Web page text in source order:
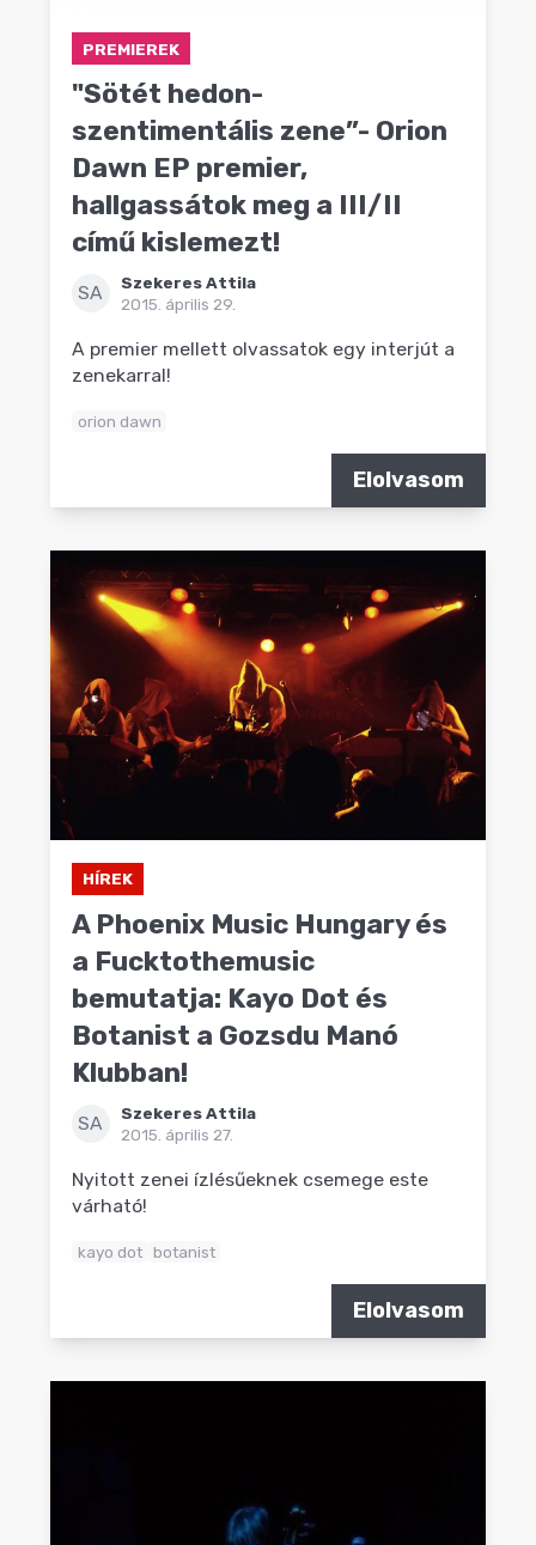
PREMIEREK
"Sötét hedon-
szentimentális zene”- Orion
Dawn EP premier,
hallgassátok meg a III/II
című kislemezt!
SA
Szekeres Attila
2015. április 29.
A premier mellett olvassatok egy interjút a
zenekarral!
orion dawn
Elolvasom
HÍREK
A Phoenix Music Hungary és
a Fucktothemusic
bemutatja: Kayo Dot és
Botanist a Gozsdu Manó
Klubban!
SA
Szekeres Attila
2015. április 27.
Nyitott zenei ízlésűeknek csemege este
várható!
kayo dot botanist
Elolvasom